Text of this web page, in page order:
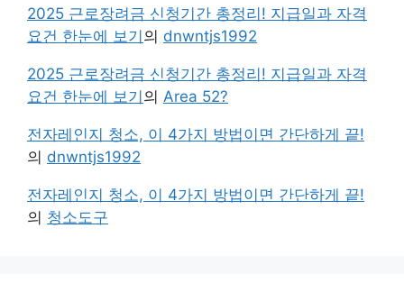
2025 근로장려금 신청기간 총정리! 지급일과 자격
요건 한눈에 보기 의 dnwntjs1992
2025 근로장려금 신청기간 총정리! 지급일과 자격
요건 한눈에 보기 의 Area 52?
전자레인지 청소, 이 4가지 방법이면 간단하게 끝!
의 dnwntjs1992
전자레인지 청소, 이 4가지 방법이면 간단하게 끝!
의 청소도구